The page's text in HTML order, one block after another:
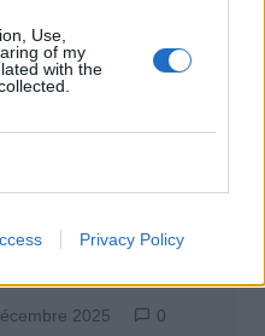
Use,
of my
with the
Privacy Policy
danger caché en
2025 0